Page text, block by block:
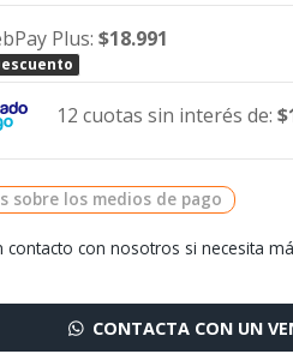
Plus:$18.991
12 cuotas sin interés de:
sobre los medios de pago
contacto con nosotros si necesita
CONTACTA CON UN